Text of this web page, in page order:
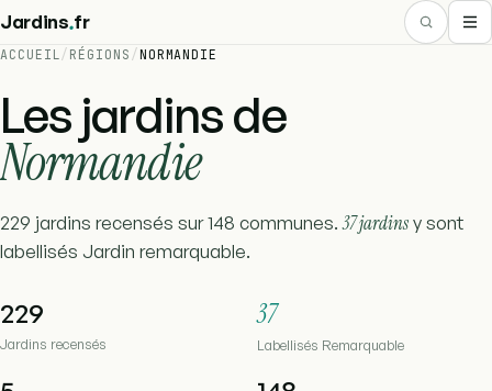
Jardins.fr
ACCUEIL/ RÉGIONS / NORMANDIE
Les jardins de
Normandie
229 jardins recensés sur 148 communes.37 jardinsy sont
labellisés Jardin remarquable.
229
Jardins recensés
37
Labellisés Remarquable